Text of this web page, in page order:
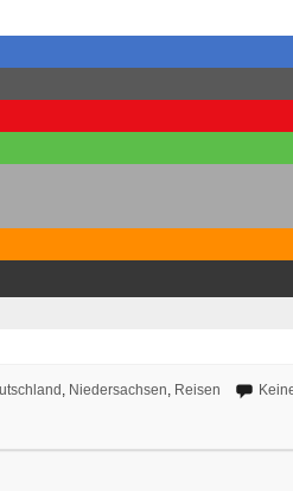
, Niedersachsen, Reisen